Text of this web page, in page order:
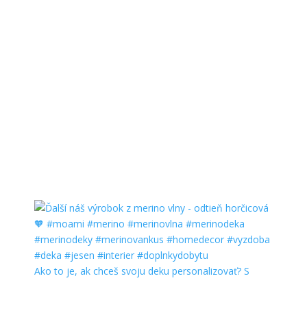
Ako to je, ak chceš svoju deku personalizovať? S